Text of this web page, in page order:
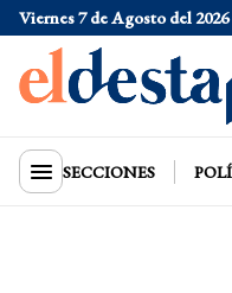
Viernes 7 de Agosto del 2026
Dólar Oficial
SECCIONES